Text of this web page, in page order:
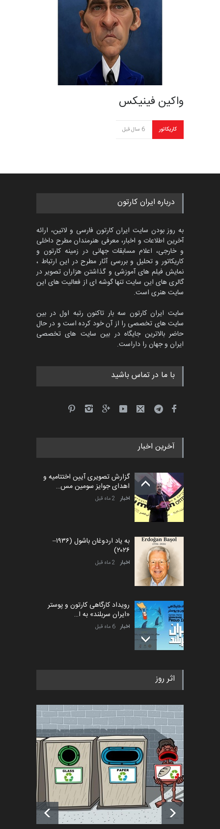
واکین فینیکس
کاریکاتور 6 سال قبل
درباره ایران کارتون
به روز بودن سایت ایران کارتون فارسی و لاتین، ارائه
آخرین اطلاعات و اخبار، معرفی هنرمندان مطرح داخلی
و خارجی، اعلام مسابقات جهانی در زمینه کارتون و
کاریکاتور و تحلیل و بررسی آثار مطرح در این ارتباط ،
نمایش فیلم های آموزشی و گذاشتن هزاران تصویر در
گالری های این سایت تنها گوشه ای از فعالیت های این
سایت هنری است.
سایت ایران کارتون سه بار تاکنون رتبه اول در بین
سایت های تخصصی را از آن خود کرده است و در حال
حاضر بالاترین جایگاه در بین سایت های تخصصی
ایران و جهان را داراست.
با ما در تماس باشید
آخرین اخبار
گزارش تصویری آیین اختتامیه و
اهدای جوایز سومین مس…
اخبار 2 ماه قبل
به یاد اردوغان باشول (۱۹۳۶–
۲۰۲۶)
اخبار 2 ماه قبل
رویداد کارگاهی کارتون و پوستر
«ایران سربلند» به ا…
اخبار 6 ماه قبل
فراخوان رویداد کارگاهی کارتون و
اخبار 6 ماه قبل
تسلیت به همکار | سهراب خیری
اخبار 6 ماه قبل
آغاز دوره‌های تخصصی فصل
تابستان 1405 خانه کاریکات…
اخبار حدود یک ماه قبل
اثر روز